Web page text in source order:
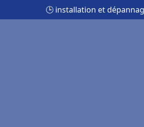
🕒 installation et